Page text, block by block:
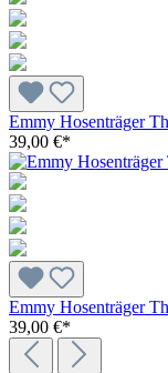
Emmy Hosenträger
39,00 €*
Emmy Hosenträger
39,00 €*